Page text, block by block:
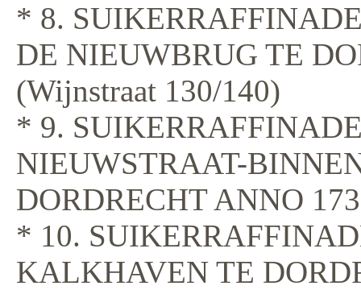
* 8.
DE NIEUWBRUG TE
(Wijnstraat 130/140)
* 9.
NIEUWSTRAAT-
DORDRECHT ANNO
* 10.
KALKHAVEN TE